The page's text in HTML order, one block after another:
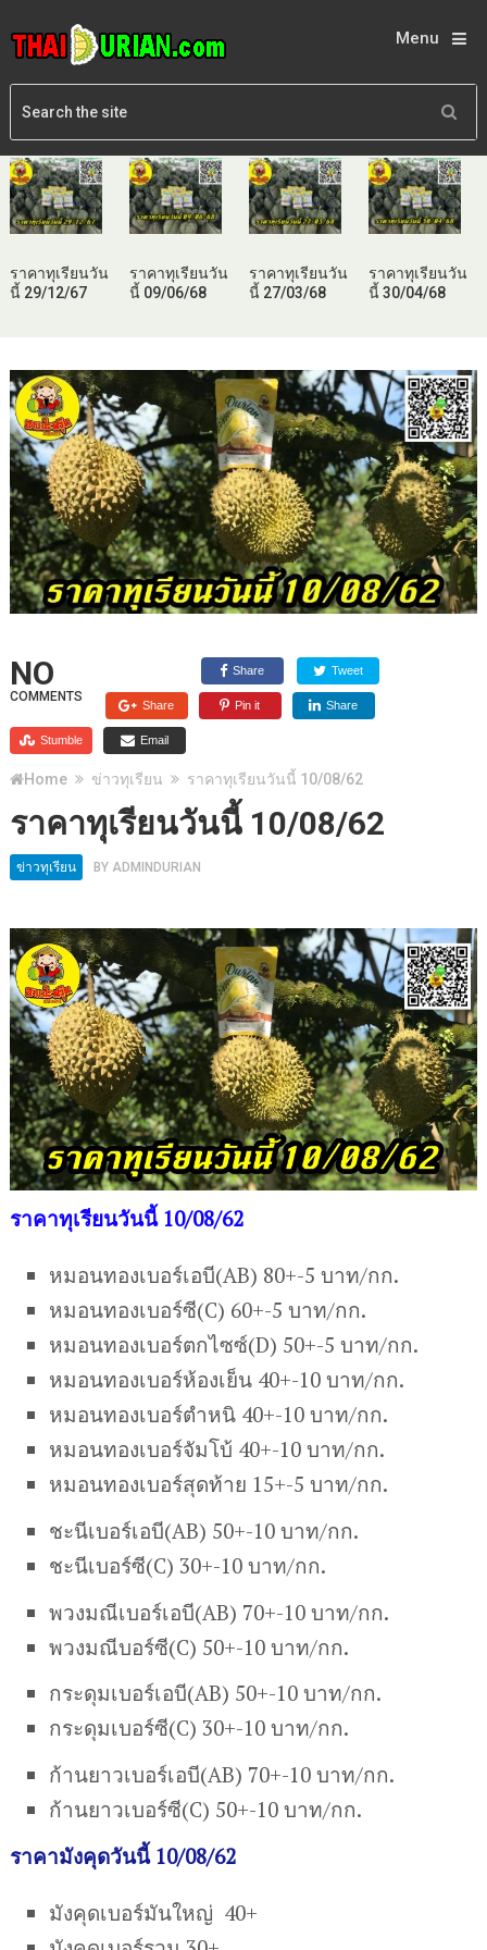
Menu
ราคาทุเรียนวัน
นี้ 29/12/67
ราคาทุเรียนวัน
นี้ 09/06/68
ราคาทุเรียนวัน
นี้ 27/03/68
ราคาทุเรียนวัน
นี้ 30/04/68
NO
COMMENTS
Share Tweet
Share Pin it Share
Stumble Email
Home ข่าวทุเรียน ราคาทุเรียนวันนี้ 10/08/62
ราคาทุเรียนวันนี้ 10/08/62
ข่าวทุเรียน BY ADMINDURIAN
ราคาทุเรียนวันนี้ 10/08/62
หมอนทองเบอร์เอบี(AB) 80+-5 บาท/กก.
หมอนทองเบอร์ซี(C) 60+-5 บาท/กก.
หมอนทองเบอร์ตกไซซ์(D) 50+-5 บาท/กก.
หมอนทองเบอร์ห้องเย็น 40+-10 บาท/กก.
หมอนทองเบอร์ตำหนิ 40+-10 บาท/กก.
หมอนทองเบอร์จัมโบ้ 40+-10 บาท/กก.
หมอนทองเบอร์สุดท้าย 15+-5 บาท/กก.
ชะนีเบอร์เอบี(AB) 50+-10 บาท/กก.
ชะนีเบอร์ซี(C) 30+-10 บาท/กก.
พวงมณีเบอร์เอบี(AB) 70+-10 บาท/กก.
พวงมณีบอร์ซี(C) 50+-10 บาท/กก.
กระดุมเบอร์เอบี(AB) 50+-10 บาท/กก.
กระดุมเบอร์ซี(C) 30+-10 บาท/กก.
ก้านยาวเบอร์เอบี(AB) 70+-10 บาท/กก.
ก้านยาวเบอร์ซี(C) 50+-10 บาท/กก.
ราคามังคุดวันนี้ 10/08/62
มังคุดเบอร์มันใหญ่ 40+